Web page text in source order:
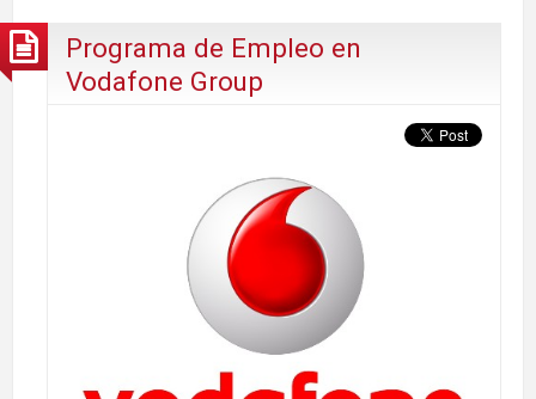
Programa de Empleo en
Vodafone Group